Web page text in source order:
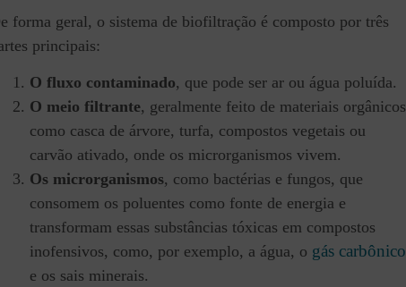
forma geral, o sistema de biofiltração é composto por três
principais:
O fluxo contaminado, que pode ser ar ou água poluída.
O meio filtrante, geralmente feito de materiais orgânicos
como casca de árvore, turfa, compostos vegetais ou
carvão ativado, onde os microrganismos vivem.
Os microrganismos, como bactérias e fungos, que
consomem os poluentes como fonte de energia e
transformam essas substâncias tóxicas em compostos
inofensivos, como, por exemplo, a água, o gás carbônico
e os sais minerais.